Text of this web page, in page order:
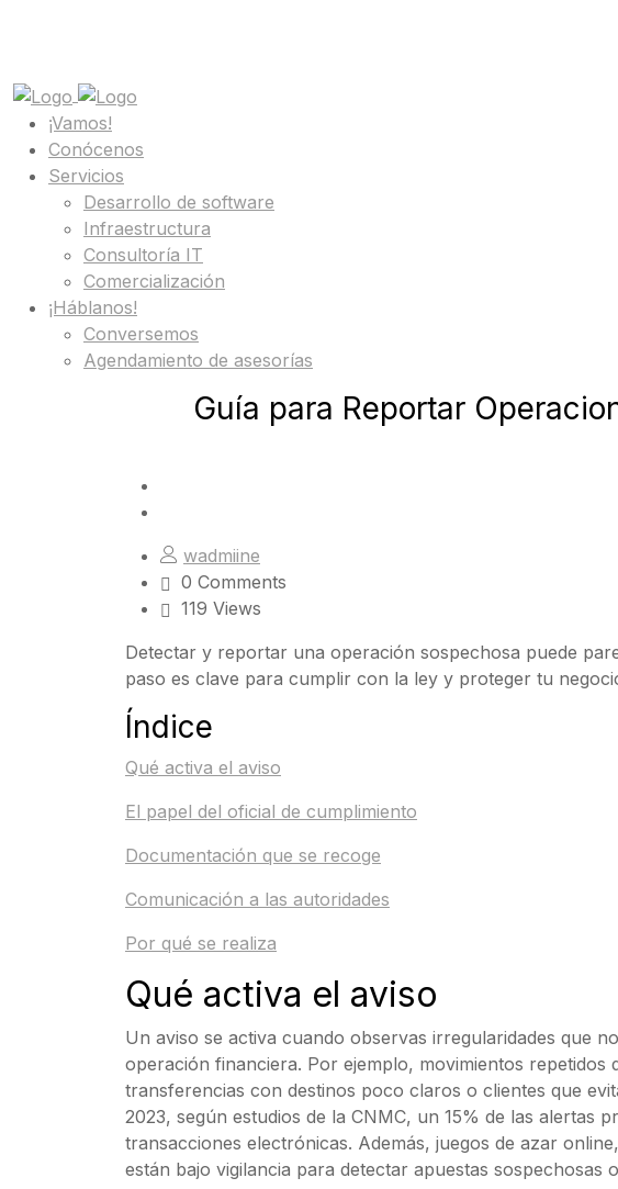
¡Vamos!
Conócenos
Servicios
Desarrollo de software
Infraestructura
Consultoría IT
Comercialización
¡Háblanos!
Conversemos
Agendamiento de asesorías
Guía para Reportar
wadmiine
0 Comments
119 Views
Detectar y reportar una operación sospechosa puede
paso es clave para cumplir con la ley y proteger tu
Índice
Qué activa el aviso
El papel del oficial de cumplimiento
Documentación que se recoge
Comunicación a las autoridades
Por qué se realiza
Qué activa el aviso
Un aviso se activa cuando observas irregularidades que
operación financiera. Por ejemplo, movimientos repetidos
transferencias con destinos poco claros o clientes que
2023, según estudios de la CNMC, un 15% de las alertas
transacciones electrónicas. Además, juegos de azar
están bajo vigilancia para detectar apuestas sospechosas